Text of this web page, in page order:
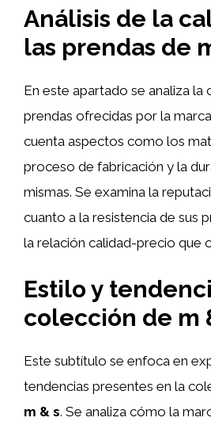
Análisis de la
las prendas de
En este apartado se analiza la
prendas ofrecidas por la marca
cuenta aspectos como los
proceso de fabricación y la
mismas. Se examina la
cuanto a la resistencia de sus
la relación calidad-precio que
Estilo y
colección de m
Este subtítulo se enfoca en
tendencias presentes en la
m & s. Se analiza cómo la